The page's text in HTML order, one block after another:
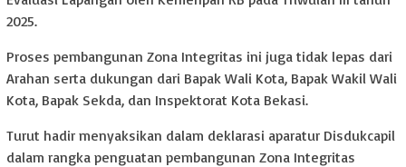
2025.
Proses pembangunan Zona Integritas ini juga tidak lepas dari
Arahan serta dukungan dari Bapak Wali Kota, Bapak Wakil Wali
Kota, Bapak Sekda, dan Inspektorat Kota Bekasi.
Turut hadir menyaksikan dalam deklarasi aparatur Disdukcapil
dalam rangka penguatan pembangunan Zona Integritas